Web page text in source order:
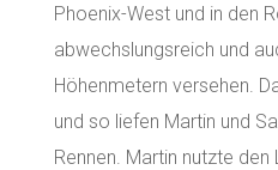
Phoenix-West und in den
abwechslungsreich und
Höhenmetern versehen.
und so liefen Martin und
Rennen. Martin nutzte